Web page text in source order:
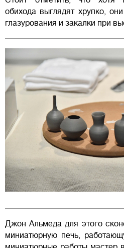
обихода выглядят хрупко,
глазурования и закалки при
Джон Альмеда для этого
миниатюрную печь,